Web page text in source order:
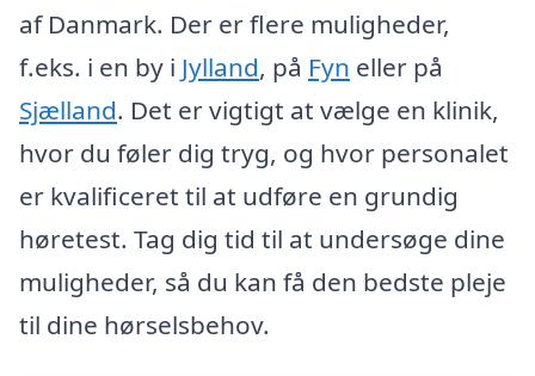
af Danmark. Der er flere muligheder,
f.eks. i en by i Jylland, på Fyn eller på
Sjælland. Det er vigtigt at vælge en klinik,
hvor du føler dig tryg, og hvor personalet
er kvalificeret til at udføre en grundig
høretest. Tag dig tid til at undersøge dine
muligheder, så du kan få den bedste pleje
til dine hørselsbehov.